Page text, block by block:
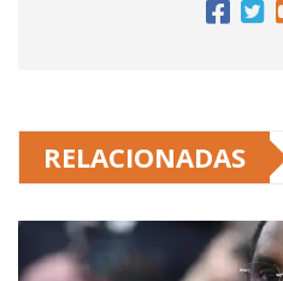
RELACIONADAS